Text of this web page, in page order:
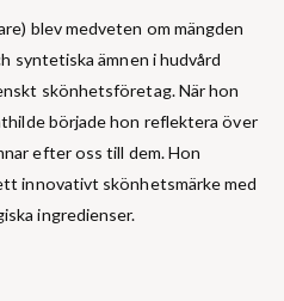
blev medveten om mängden
syntetiska ämnen i hudvård
skönhetsföretag. När hon
började hon reflektera över
efter oss till dem. Hon
innovativt skönhetsmärke med
ingredienser.